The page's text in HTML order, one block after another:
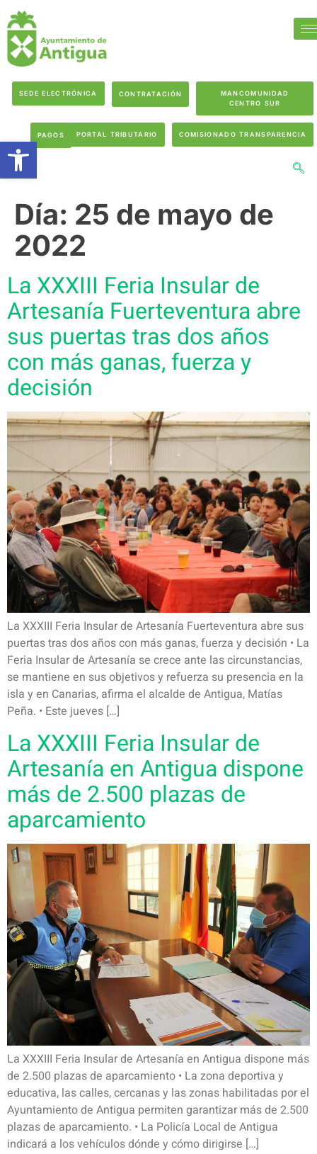
SEDE ELECTRÓNICA CONTRATACIÓN
MANCOMUNIDAD
CENTRO SUR
PAGOS PORTAL TRIBUTARIO COMISIONADO TRANSPARENCIA
Día: 25 de mayo de
2022
La XXXIII Feria Insular de
Artesanía Fuerteventura abre
sus puertas tras dos años
con más ganas, fuerza y
decisión
La XXXIII Feria Insular de Artesanía Fuerteventura abre sus
puertas tras dos años con más ganas, fuerza y decisión • La
Feria Insular de Artesanía se crece ante las circunstancias,
se mantiene en sus objetivos y refuerza su presencia en la
isla y en Canarias, afirma el alcalde de Antigua, Matías
Peña. • Este jueves […]
La XXXIII Feria Insular de
Artesanía en Antigua dispone
más de 2.500 plazas de
aparcamiento
La XXXIII Feria Insular de Artesanía en Antigua dispone más
de 2.500 plazas de aparcamiento • La zona deportiva y
educativa, las calles, cercanas y las zonas habilitadas por el
Ayuntamiento de Antigua permiten garantizar más de 2.500
plazas de aparcamiento. • La Policía Local de Antigua
indicará a los vehículos dónde y cómo dirigirse […]
Abrir barra de herramientas